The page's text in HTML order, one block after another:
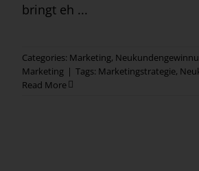
bringt eh ...
Categories: Marketing,
Marketing | Tags: Marketingstrategie,
Read More